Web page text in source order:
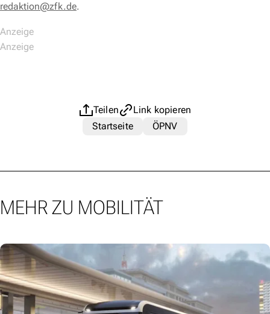
redaktion@zfk.de.
Teilen
Link kopieren
Startseite
ÖPNV
MEHR ZU MOBILITÄT